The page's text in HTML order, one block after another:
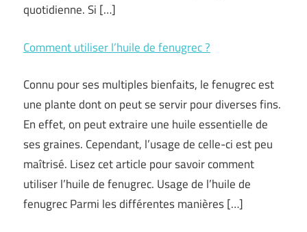
quotidienne. Si […]
Comment utiliser l’huile de fenugrec ?
Connu pour ses multiples bienfaits, le fenugrec est
une plante dont on peut se servir pour diverses fins.
En effet, on peut extraire une huile essentielle de
ses graines. Cependant, l’usage de celle-ci est peu
maîtrisé. Lisez cet article pour savoir comment
utiliser l’huile de fenugrec. Usage de l’huile de
fenugrec Parmi les différentes manières […]